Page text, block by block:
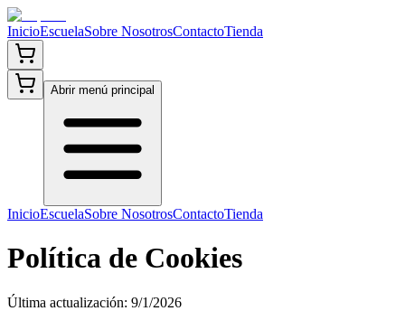
InicioEscuelaSobre NosotrosContactoTienda
Abrir menú principal
InicioEscuelaSobre NosotrosContactoTienda
Política de Cookies
Última actualización: 9/1/2026